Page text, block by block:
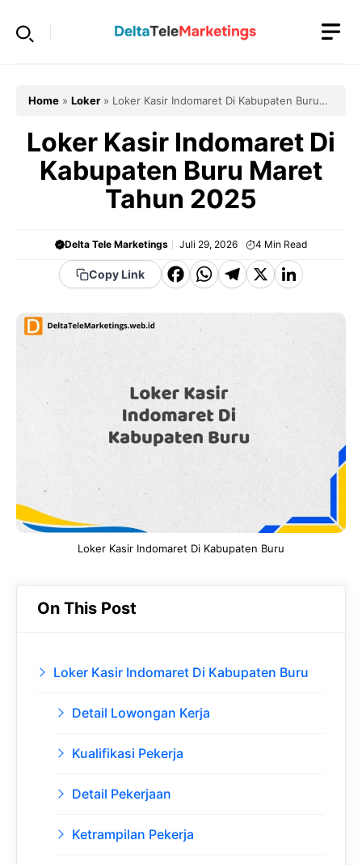
Home » Loker » Loker Kasir Indomaret Di Kabupaten Buru
Loker Kasir Indomaret Di
Kabupaten Buru Maret
Tahun 2025
Delta Tele Marketings Juli 29, 2026 4 Min Read
Copy Link
F
e
o
o
W
a
t
s
A
p
T
g
a
m
X Li
k
e
Loker Kasir Indomaret Di Kabupaten Buru
On This Post
Loker Kasir Indomaret Di Kabupaten Buru
Detail Lowongan Kerja
Kualifikasi Pekerja
Detail Pekerjaan
Ketrampilan Pekerja